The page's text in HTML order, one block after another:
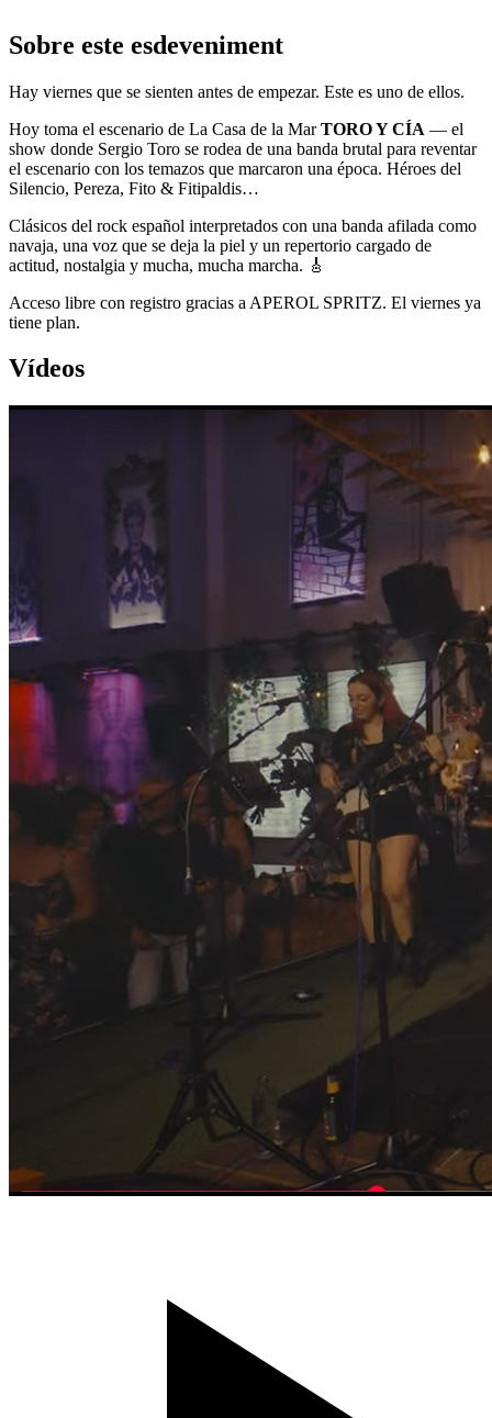
Sobre este esdeveniment
Hay viernes que se sienten antes de empezar. Este es uno de ellos.
Hoy toma el escenario de La Casa de la MarTORO Y CÍA — el
show donde Sergio Toro se rodea de una banda brutal para reventar
el escenario con los temazos que marcaron una época. Héroes del
Silencio, Pereza, Fito & Fitipaldis…
Clásicos del rock español interpretados con una banda afilada como
navaja, una voz que se deja la piel y un repertorio cargado de
actitud, nostalgia y mucha, mucha marcha. 🎸
Acceso libre con registro gracias a APEROL SPRITZ. El viernes ya
tiene plan.
Vídeos